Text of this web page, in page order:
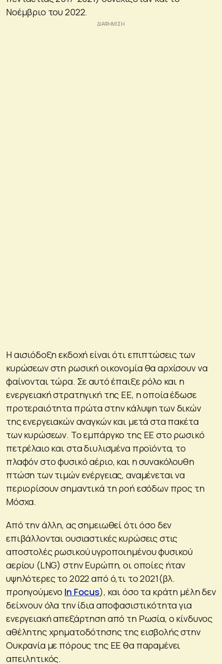
Νοέμβριο του 2022.
Η αισιόδοξη εκδοχή είναι ότι επιπτώσεις των
κυρώσεων στη ρωσική οικονομία θα αρχίσουν να
φαίνονται τώρα. Σε αυτό έπαιξε ρόλο και η
ενεργειακή στρατηγική της ΕΕ, η οποία έδωσε
προτεραιότητα πρώτα στην κάλυψη των δικών
της ενεργειακών αναγκών και μετά στα πακέτα
των κυρώσεων. Το εμπάργκο της ΕΕ στο ρωσικό
πετρέλαιο και στα διυλισμένα προϊόντα, το
πλαφόν στο φυσικό αέριο, και η συνακόλουθη
πτώση των τιμών ενέργειας, αναμένεται να
περιορίσουν σημαντικά τη ροή εσόδων προς τη
Μόσχα.
Από την άλλη, ας σημειωθεί ότι όσο δεν
επιβάλλονται ουσιαστικές κυρώσεις στις
αποστολές ρωσικού υγροποιημένου φυσικού
αερίου (LNG) στην Ευρώπη, οι οποίες ήταν
υψηλότερες το 2022 από ό,τι το 2021(βλ.
προηγούμενο In Focus), και όσο τα κράτη μέλη δεν
δείχνουν όλα την ίδια αποφασιστικότητα για
ενεργειακή απεξάρτηση από τη Ρωσία, ο κίνδυνος
αθέλητης χρηματοδότησης της εισβολής στην
Ουκρανία με πόρους της ΕΕ θα παραμένει
απειλητικός.